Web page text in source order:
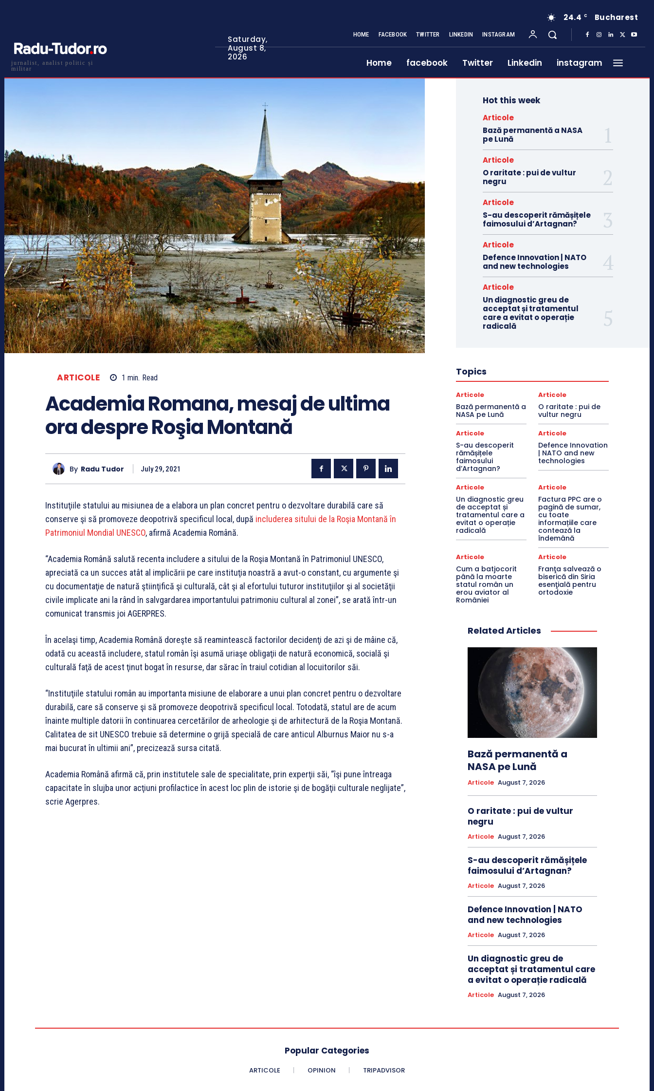
jurnalist, analist politic și
militar
Saturday,
August 8,
2026
24.4 C Bucharest
HOME FACEBOOK TWITTER LINKEDIN INSTAGRAM
Home facebook Twitter Linkedin instagram
ARTICOLE 1 min. Read
Academia Romana, mesaj de ultima
ora despre Roşia Montană
By Radu Tudor July 29, 2021
Instituţiile statului au misiunea de a elabora un plan concret pentru o dezvoltare durabilă care să
conserve şi să promoveze deopotrivă specificul local, după includerea sitului de la Roşia Montană în
Patrimoniul Mondial UNESCO, afirmă Academia Română.
“Academia Română salută recenta includere a sitului de la Roşia Montană în Patrimoniul UNESCO,
apreciată ca un succes atât al implicării pe care instituţia noastră a avut-o constant, cu argumente şi
cu documentaţie de natură ştiinţifică şi culturală, cât şi al efortului tuturor instituţiilor şi al societăţii
civile implicate ani la rând în salvgardarea importantului patrimoniu cultural al zonei”, se arată într-un
comunicat transmis joi AGERPRES.
În acelaşi timp, Academia Română doreşte să reamintească factorilor decidenţi de azi şi de mâine că,
odată cu această includere, statul român îşi asumă uriaşe obligaţii de natură economică, socială şi
culturală faţă de acest ţinut bogat în resurse, dar sărac în traiul cotidian al locuitorilor săi.
“Instituţiile statului român au importanta misiune de elaborare a unui plan concret pentru o dezvoltare
durabilă, care să conserve şi să promoveze deopotrivă specificul local. Totodată, statul are de acum
înainte multiple datorii în continuarea cercetărilor de arheologie şi de arhitectură de la Roşia Montană.
Calitatea de sit UNESCO trebuie să determine o grijă specială de care anticul Alburnus Maior nu s-a
mai bucurat în ultimii ani”, precizează sursa citată.
Academia Română afirmă că, prin institutele sale de specialitate, prin experţii săi, “îşi pune întreaga
capacitate în slujba unor acţiuni profilactice în acest loc plin de istorie şi de bogăţii culturale neglijate”,
scrie Agerpres.
Hot this week
Articole
Bază permanentă a NASA
pe Lună
Articole
O raritate : pui de vultur
negru
Articole
S-au descoperit rămășițele
faimosului d’Artagnan?
Articole
Defence Innovation | NATO
and new technologies
Articole
Un diagnostic greu de
acceptat și tratamentul
care a evitat o operație
radicală
Topics
Articole
Bază permanentă a
NASA pe Lună
Articole
O raritate : pui de
vultur negru
Articole
S-au descoperit
rămășițele
faimosului
d’Artagnan?
Articole
Defence Innovation
| NATO and new
technologies
Articole
Un diagnostic greu
de acceptat și
tratamentul care a
evitat o operație
radicală
Articole
Factura PPC are o
pagină de sumar,
cu toate
informațiile care
contează la
îndemână
Articole
Cum a batjocorit
până la moarte
statul român un
erou aviator al
României
Articole
Franţa salvează o
biserică din Siria
esenţială pentru
ortodoxie
Related Articles
Bază permanentă a
NASA pe Lună
Articole August 7, 2026
O raritate : pui de vultur
negru
Articole August 7, 2026
S-au descoperit rămășițele
faimosului d’Artagnan?
Articole August 7, 2026
Defence Innovation | NATO
and new technologies
Articole August 7, 2026
Un diagnostic greu de
acceptat și tratamentul care
a evitat o operație radicală
Articole August 7, 2026
Popular Categories
ARTICOLE OPINION TRIPADVISOR